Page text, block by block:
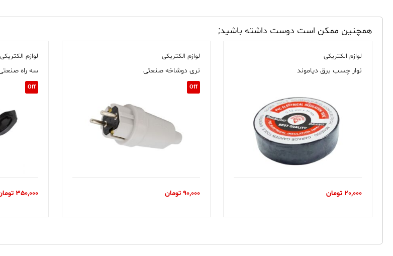
همچنین ممکن است دوست داشته باشید;
لوازم الکتریکی
نوار چسب برق دیاموند
20,000 تومان
لوازم الکتریکی
نری دوشاخه صنعتی
Off
90,000 تومان
لوازم الکتریکی
سه راه
Off
350,000